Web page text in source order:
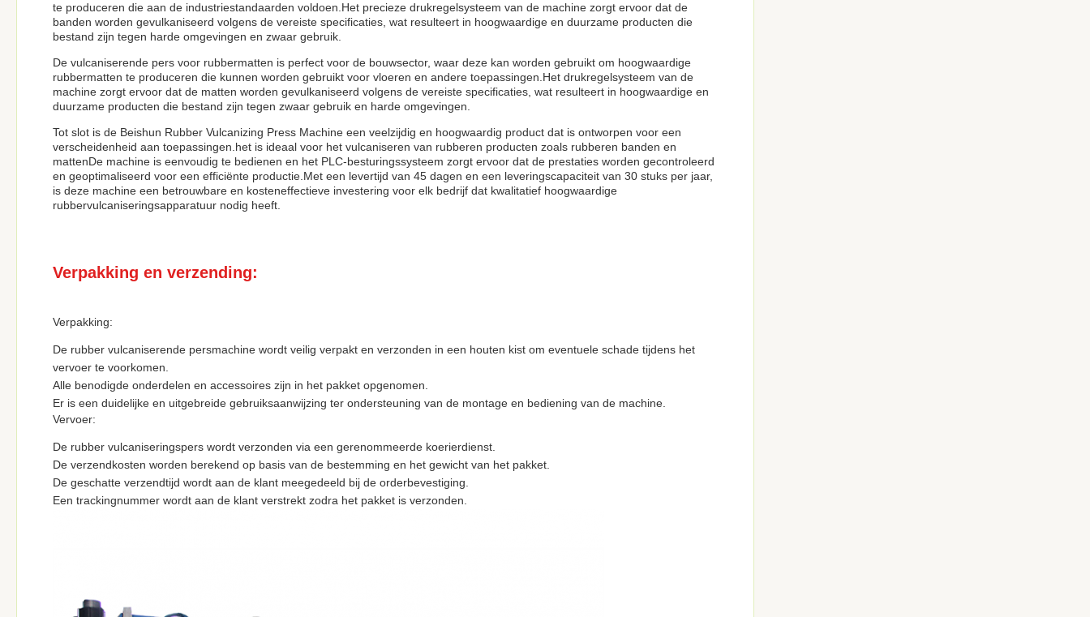
te produceren die aan de industriestandaarden voldoen.Het precieze drukregelsysteem van de machine zorgt ervoor dat de
banden worden gevulkaniseerd volgens de vereiste specificaties, wat resulteert in hoogwaardige en duurzame producten die
bestand zijn tegen harde omgevingen en zwaar gebruik.
De vulcaniserende pers voor rubbermatten is perfect voor de bouwsector, waar deze kan worden gebruikt om hoogwaardige
rubbermatten te produceren die kunnen worden gebruikt voor vloeren en andere toepassingen.Het drukregelsysteem van de
machine zorgt ervoor dat de matten worden gevulkaniseerd volgens de vereiste specificaties, wat resulteert in hoogwaardige en
duurzame producten die bestand zijn tegen zwaar gebruik en harde omgevingen.
Tot slot is de Beishun Rubber Vulcanizing Press Machine een veelzijdig en hoogwaardig product dat is ontworpen voor een
verscheidenheid aan toepassingen.het is ideaal voor het vulcaniseren van rubberen producten zoals rubberen banden en
mattenDe machine is eenvoudig te bedienen en het PLC-besturingssysteem zorgt ervoor dat de prestaties worden gecontroleerd
en geoptimaliseerd voor een efficiënte productie.Met een levertijd van 45 dagen en een leveringscapaciteit van 30 stuks per jaar,
is deze machine een betrouwbare en kosteneffectieve investering voor elk bedrijf dat kwalitatief hoogwaardige
rubbervulcaniseringsapparatuur nodig heeft.
Verpakking en verzending:
Verpakking:
De rubber vulcaniserende persmachine wordt veilig verpakt en verzonden in een houten kist om eventuele schade tijdens het
vervoer te voorkomen.
Alle benodigde onderdelen en accessoires zijn in het pakket opgenomen.
Er is een duidelijke en uitgebreide gebruiksaanwijzing ter ondersteuning van de montage en bediening van de machine.
Vervoer:
De rubber vulcaniseringspers wordt verzonden via een gerenommeerde koerierdienst.
De verzendkosten worden berekend op basis van de bestemming en het gewicht van het pakket.
De geschatte verzendtijd wordt aan de klant meegedeeld bij de orderbevestiging.
Een trackingnummer wordt aan de klant verstrekt zodra het pakket is verzonden.